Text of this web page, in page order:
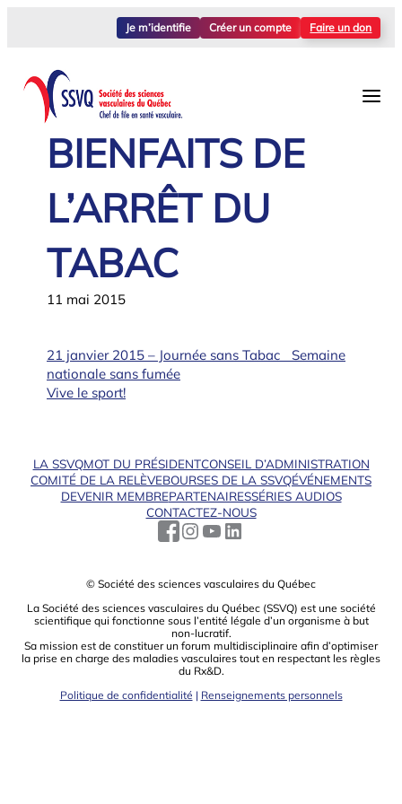
Je m’identifie Créer un compte Faire un don
BIENFAITS DE
L’ARRÊT DU
TABAC
11 mai 2015
21 janvier 2015 – Journée sans Tabac Semaine
nationale sans fumée
Vive le sport!
LA SSVQMOT DU PRÉSIDENTCONSEIL D’ADMINISTRATION
COMITÉ DE LA RELÈVEBOURSES DE LA SSVQÉVÉNEMENTS
DEVENIR MEMBREPARTENAIRESSÉRIES AUDIOS
CONTACTEZ-NOUS
© Société des sciences vasculaires du Québec
La Société des sciences vasculaires du Québec (SSVQ) est une société
scientiﬁque qui fonctionne sous l’entité légale d’un organisme à but
non-lucratif.
Sa mission est de constituer un forum multidisciplinaire aﬁn d’optimiser
la prise en charge des maladies vasculaires tout en respectant les règles
du Rx&D.
Politique de confidentialité | Renseignements personnels